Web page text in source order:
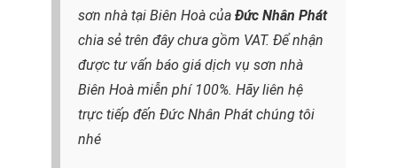
sơn nhà tại Biên Hoà của Đức Nhân Phát
chia sẻ trên đây chưa gồm VAT. Để nhận
được tư vấn báo giá dịch vụ sơn nhà
Biên Hoà miễn phí 100%. Hãy liên hệ
trực tiếp đến Đức Nhân Phát chúng tôi
nhé